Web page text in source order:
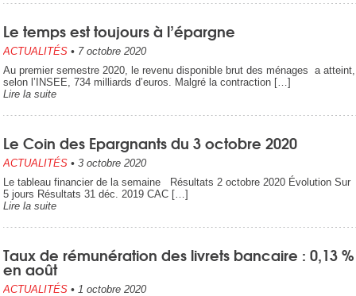
Le temps est toujours à l’épargne
ACTUALITÉS • 7 octobre 2020
Au premier semestre 2020, le revenu disponible brut des ménages a atteint,
selon l’INSEE, 734 milliards d’euros. Malgré la contraction […]
Lire la suite
Le Coin des Epargnants du 3 octobre 2020
ACTUALITÉS • 3 octobre 2020
Le tableau financier de la semaine Résultats 2 octobre 2020 Évolution Sur
5 jours Résultats 31 déc. 2019 CAC […]
Lire la suite
Taux de rémunération des livrets bancaire : 0,13 %
en août
ACTUALITÉS • 1 octobre 2020